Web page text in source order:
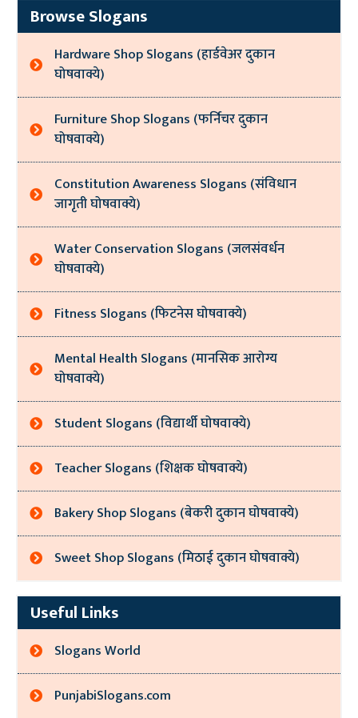
Browse Slogans
Hardware Shop Slogans (हार्डवेअर दुकान
घोषवाक्ये)
Furniture Shop Slogans (फर्निचर दुकान
घोषवाक्ये)
Constitution Awareness Slogans (संविधान
जागृती घोषवाक्ये)
Water Conservation Slogans (जलसंवर्धन
घोषवाक्ये)
Fitness Slogans (फिटनेस घोषवाक्ये)
Mental Health Slogans (मानसिक आरोग्य
घोषवाक्ये)
Student Slogans (विद्यार्थी घोषवाक्ये)
Teacher Slogans (शिक्षक घोषवाक्ये)
Bakery Shop Slogans (बेकरी दुकान घोषवाक्ये)
Sweet Shop Slogans (मिठाई दुकान घोषवाक्ये)
Useful Links
Slogans World
PunjabiSlogans.com